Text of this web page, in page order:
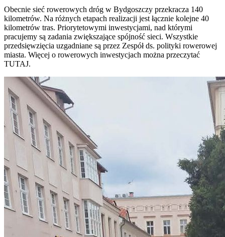
Obecnie sieć rowerowych dróg w Bydgoszczy przekracza 140
kilometrów. Na różnych etapach realizacji jest łącznie kolejne 40
kilometrów tras. Priorytetowymi inwestycjami, nad którymi
pracujemy są zadania zwiększające spójność sieci. Wszystkie
przedsięwzięcia uzgadniane są przez Zespół ds. polityki rowerowej
miasta. Więcej o rowerowych inwestycjach można przeczytać
TUTAJ.